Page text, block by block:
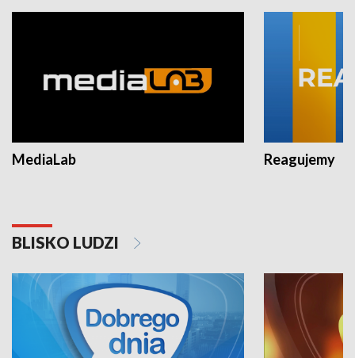
MediaLab Reagujemy
BLISKO LUDZI